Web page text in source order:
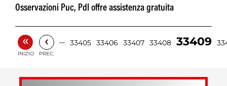
Osservazioni Puc, Pdl offre assistenza gratuita
«
INIZIO
‹
PREC.
… 33405 33406 33407 33408 33409